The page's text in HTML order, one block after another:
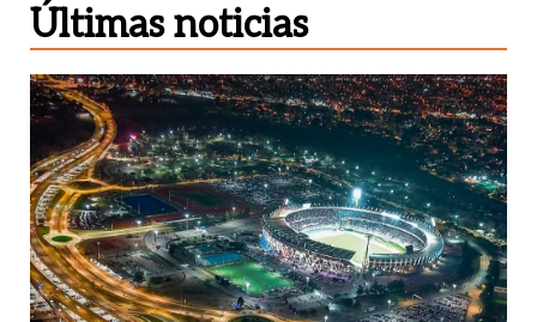
Últimas noticias